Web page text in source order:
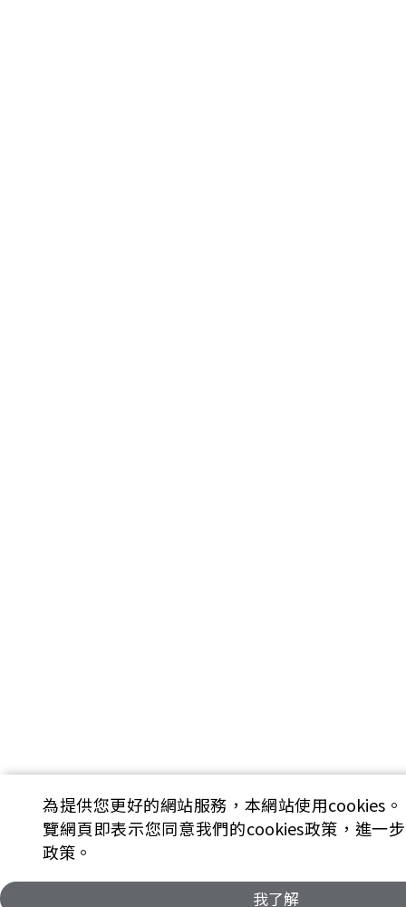
為提供您更好的網站服務，本網站使用cookies。
覽網頁即表示您同意我們的cookies政策，進一
政策。
我了解